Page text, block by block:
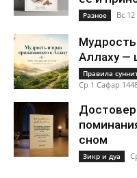
Разное Вс
Аллаху —
Правила
Ср 1 Сафар
сном
Зикр и дуа